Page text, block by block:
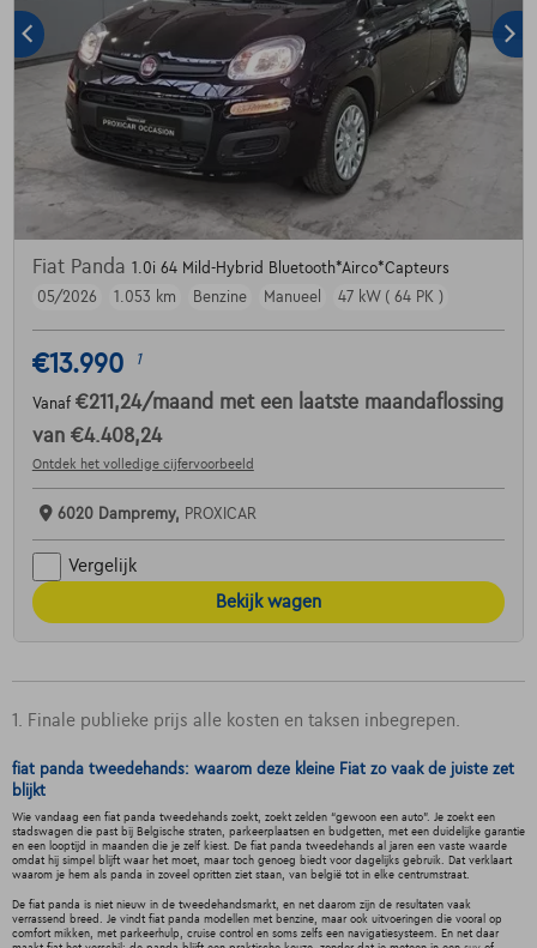
Fiat Panda 1.0i 64 Mild-Hybrid Bluetooth*Airco*Capteurs
05/2026
1.053 km Benzine Manueel 47 kW ( 64 PK )
€13.990 1
Vanaf €211,24/maand met een laatste maandaflossing
van €4.408,24
Ontdek het volledige cijfervoorbeeld
6020 Dampremy, PROXICAR
Vergelijk
Bekijk wagen
1. Finale publieke prijs alle kosten en taksen inbegrepen.
fiat panda tweedehands: waarom deze kleine Fiat zo vaak de juiste zet
blijkt
Wie vandaag een fiat panda tweedehands zoekt, zoekt zelden “gewoon een auto”. Je zoekt een
stadswagen die past bij Belgische straten, parkeerplaatsen en budgetten, met een duidelijke garantie
en een looptijd in maanden die je zelf kiest. De fiat panda tweedehands al jaren een vaste waarde
omdat hij simpel blijft waar het moet, maar toch genoeg biedt voor dagelijks gebruik. Dat verklaart
waarom je hem als panda in zoveel opritten ziet staan, van belgië tot in elke centrumstraat.
De fiat panda is niet nieuw in de tweedehandsmarkt, en net daarom zijn de resultaten vaak
verrassend breed. Je vindt fiat panda modellen met benzine, maar ook uitvoeringen die vooral op
comfort mikken, met parkeerhulp, cruise control en soms zelfs een navigatiesysteem. En net daar